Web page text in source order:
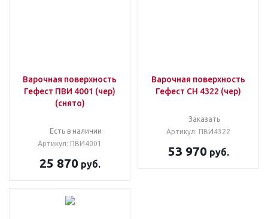
Варочная поверхность
Гефест ПВИ 4001 (чер)
(снято)
Есть в наличии
Артикул: ПВИ4001
25 870руб.
Варочная поверхность
Гефест СН 4322 (чер)
Заказать
Артикул: ПВИ4322
53 970руб.